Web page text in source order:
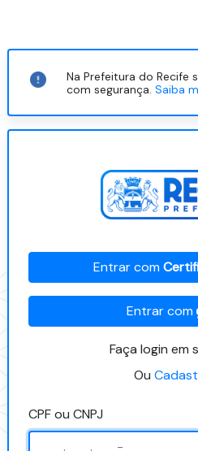
Na Prefeitura do Recife
com segurança.Saiba
Entrar com
Entrar com
Faça login em
Ou
CPF ou CNPJ